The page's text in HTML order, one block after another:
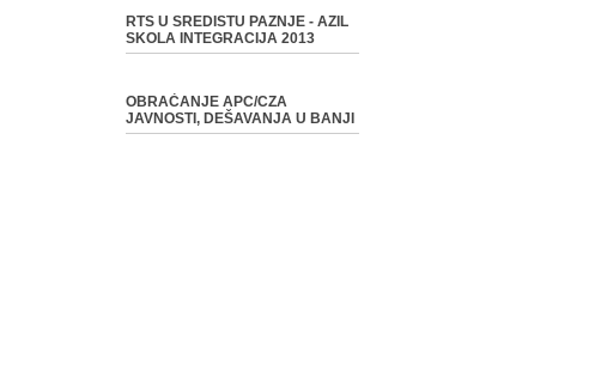
RTS U SREDISTU PAZNJE - AZIL
SKOLA INTEGRACIJA 2013
OBRAĆANJE APC/CZA
JAVNOSTI, DEŠAVANJA U BANJI